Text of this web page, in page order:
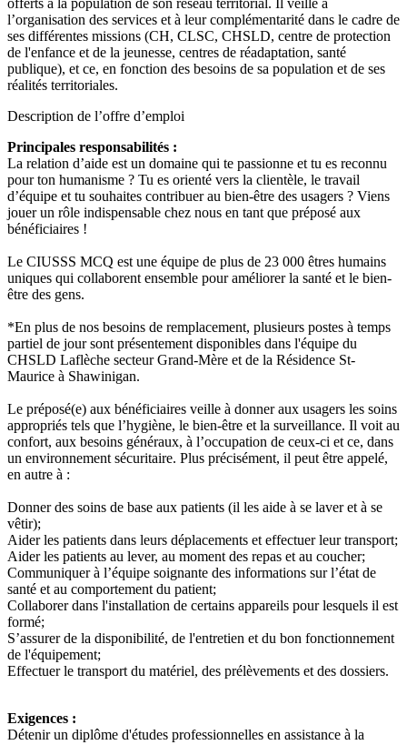
l’organisation des services et à leur complémentarité dans le cadre de
ses différentes missions (CH, CLSC, CHSLD, centre de protection
de l'enfance et de la jeunesse, centres de réadaptation, santé
publique), et ce, en fonction des besoins de sa population et de ses
réalités territoriales.
Description de l’offre d’emploi
Principales responsabilités :
La relation d’aide est un domaine qui te passionne et tu es reconnu
pour ton humanisme ? Tu es orienté vers la clientèle, le travail
d’équipe et tu souhaites contribuer au bien-être des usagers ? Viens
jouer un rôle indispensable chez nous en tant que préposé aux
bénéficiaires !
Le CIUSSS MCQ est une équipe de plus de 23 000 êtres humains
uniques qui collaborent ensemble pour améliorer la santé et le bien-
être des gens.
*En plus de nos besoins de remplacement, plusieurs postes à temps
partiel de jour sont présentement disponibles dans l'équipe du
CHSLD Laflèche secteur Grand-Mère et de la Résidence St-
Maurice à Shawinigan.
Le préposé(e) aux bénéficiaires veille à donner aux usagers les soins
appropriés tels que l’hygiène, le bien-être et la surveillance. Il voit au
confort, aux besoins généraux, à l’occupation de ceux-ci et ce, dans
un environnement sécuritaire. Plus précisément, il peut être appelé,
en autre à :
Donner des soins de base aux patients (il les aide à se laver et à se
vêtir);
Aider les patients dans leurs déplacements et effectuer leur transport;
Aider les patients au lever, au moment des repas et au coucher;
Communiquer à l’équipe soignante des informations sur l’état de
santé et au comportement du patient;
Collaborer dans l'installation de certains appareils pour lesquels il est
formé;
S’assurer de la disponibilité, de l'entretien et du bon fonctionnement
de l'équipement;
Effectuer le transport du matériel, des prélèvements et des dossiers.
Exigences :
Détenir un diplôme d'études professionnelles en assistance à la